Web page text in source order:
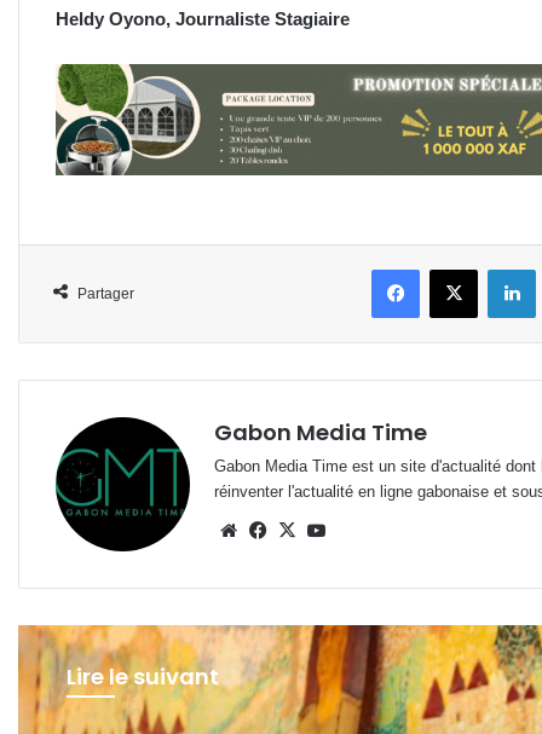
Heldy Oyono, Journaliste Stagiaire
Partager
FacebookX
Gabon Media Time
Gabon Media Time est un site d'actualité
réinventer l'actualité en ligne gabonaise et
WebsiteFacebook
X
Lire le suivant